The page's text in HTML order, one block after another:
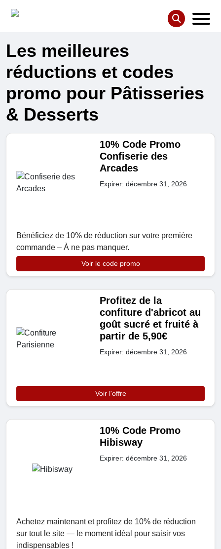
Les meilleures
réductions et codes
promo pour Pâtisseries
& Desserts
10% Code Promo
Confiserie des
Arcades
Expirer: décembre 31, 2026
Bénéficiez de 10% de réduction sur votre première
commande – À ne pas manquer.
Voir le code promo
Profitez de la
confiture d'abricot au
goût sucré et fruité à
partir de 5,90€
Expirer: décembre 31, 2026
Voir l'offre
10% Code Promo
Hibisway
Expirer: décembre 31, 2026
Achetez maintenant et profitez de 10% de réduction
sur tout le site — le moment idéal pour saisir vos
indispensables !